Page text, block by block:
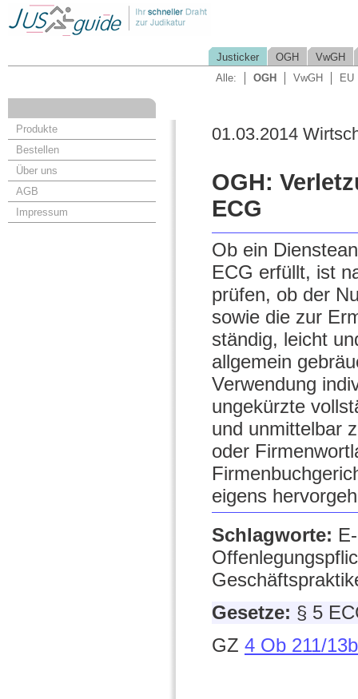
Justicker OGH
VwGH
Alle:
OGH VwGH EU
Produkte
Bestellen
Über uns
AGB
Impressum
01.03.2014
OGH:
ECG
Ob ein
ECG erfüllt, ist
prüfen, ob der
sowie die zur
ständig, leicht
allgemein
Verwendung
ungekürzte
und unmittelbar
oder
eigens
Schlagworte:
Gesetze: § 5
GZ 4 Ob 211/13b